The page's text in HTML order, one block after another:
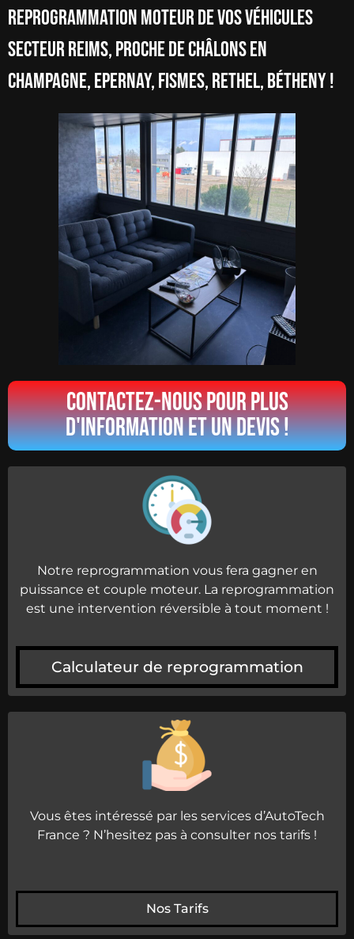
reprogrammation moteur de vos véhicules
secteur Reims, proche de Châlons en
Champagne, Epernay, Fismes, Rethel, Bétheny !
Contactez-nous pour plus
d'information et un devis !
Notre reprogrammation vous fera gagner en
puissance et couple moteur. La reprogrammation
est une intervention réversible à tout moment !
Calculateur de reprogrammation
Vous êtes intéressé par les services d’AutoTech
France ? N’hesitez pas à consulter nos tarifs !
Nos Tarifs